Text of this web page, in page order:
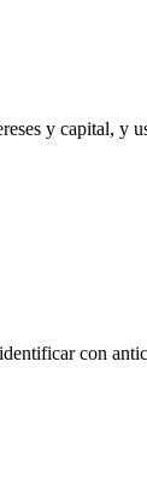
y capital, y
con